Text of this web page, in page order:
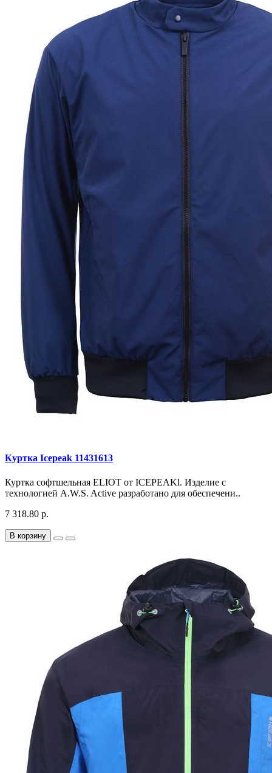
Куртка Icepeak 11431613
Куртка софтшельная ELIOT от ICEPEAKl. Изделие с
технологией A.W.S. Active разработано для обеспечени..
7 318.80 р.
В корзину